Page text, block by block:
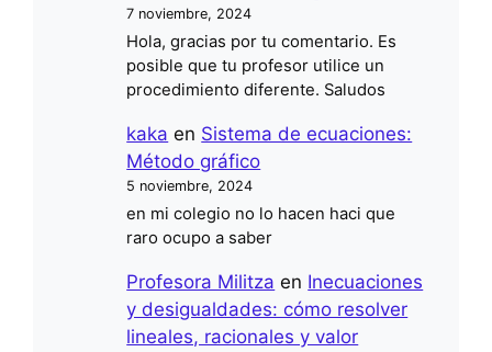
7 noviembre, 2024
Hola, gracias por tu comentario. Es
posible que tu profesor utilice un
procedimiento diferente. Saludos
kaka en Sistema de ecuaciones:
Método gráfico
5 noviembre, 2024
en mi colegio no lo hacen haci que
raro ocupo a saber
Profesora Militza en Inecuaciones
y desigualdades: cómo resolver
lineales, racionales y valor